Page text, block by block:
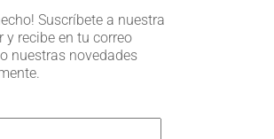
Suscríbete a nuestra
y recibe en tu correo
nuestras novedades